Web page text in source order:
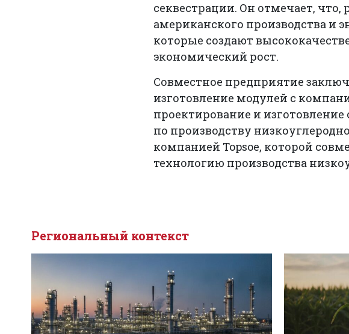
секвестрации. Он отмечает,
американского производства и
которые создают
экономический рост.
Совместное предприятие
изготовление модулей с
проектирование и
по производству
компанией Topsoe, которой
технологию производства
Региональный контекст